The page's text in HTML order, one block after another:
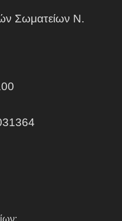
Σωματείων Ν.